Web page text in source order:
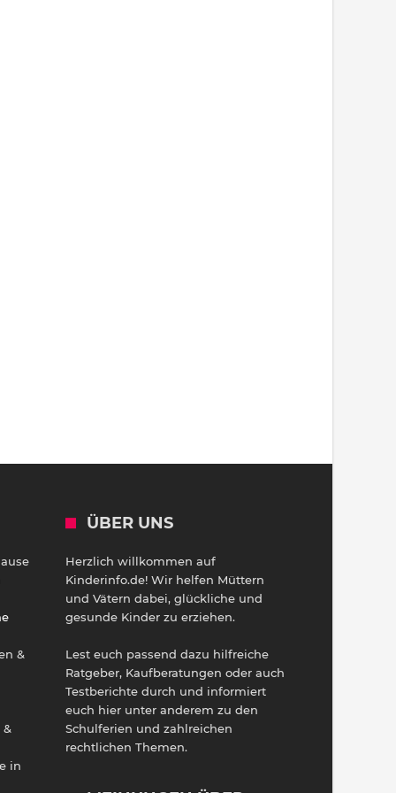
&
&
in
ÜBER UNS
Herzlich willkommen auf
Kinderinfo.de! Wir helfen Müttern
und Vätern dabei, glückliche und
gesunde Kinder zu erziehen.
Lest euch passend dazu hilfreiche
Ratgeber, Kaufberatungen oder auch
Testberichte durch und informiert
euch hier unter anderem zu den
Schulferien und zahlreichen
rechtlichen Themen.